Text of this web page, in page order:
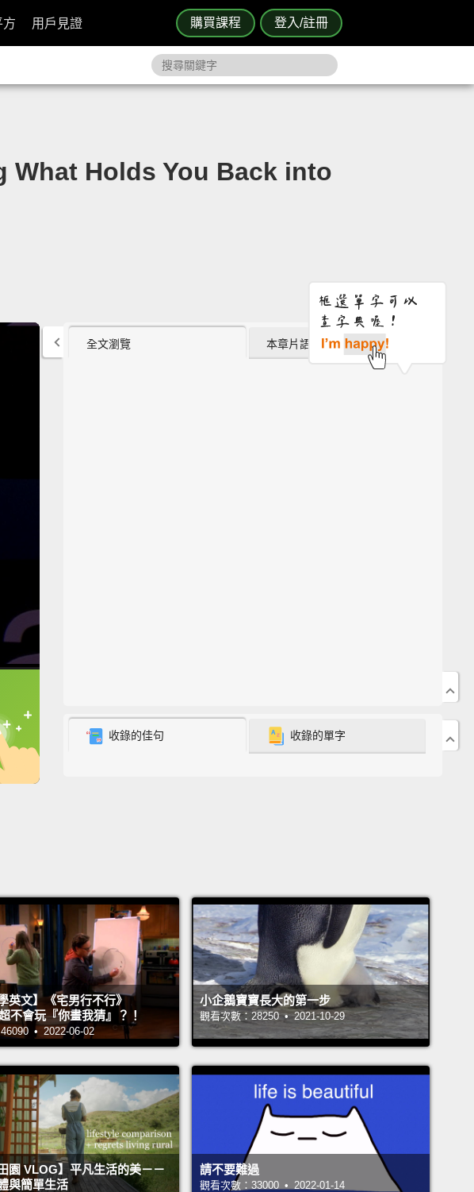
購買課程 登入/註冊
方 用戶見證
What Holds You Back into
全文瀏覽 本章片語 (0)
收錄的佳句 收錄的單字
英文】《宅男行不行》
不會玩『你畫我猜』？！
• 2022-06-02
小企鵝寶寶長大的第一步
觀看次數：28250 • 2021-10-29
園 VLOG】平凡生活的美－－
與簡單生活
請不要難過
觀看次數：33000 • 2022-01-14